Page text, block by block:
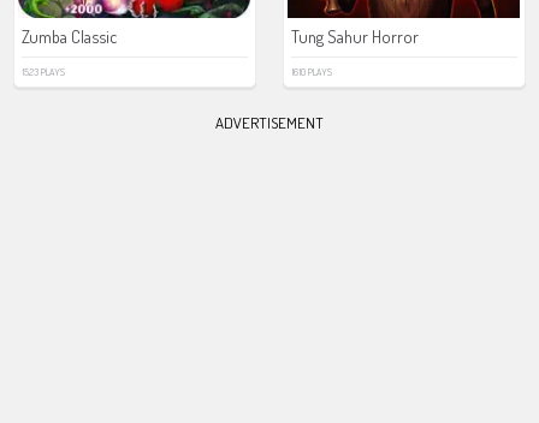
Zumba Classic
1523 PLAYS
Tung Sahur Horror
1610 PLAYS
ADVERTISEMENT